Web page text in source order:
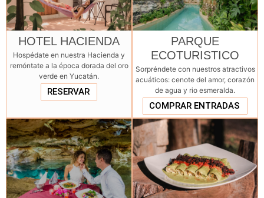
HOTEL HACIENDA
Hospédate en nuestra Hacienda y
remóntate a la época dorada del oro
verde en Yucatán.
RESERVAR
PARQUE
ECOTURISTICO
Sorpréndete con nuestros atractivos
acuáticos: cenote del amor, corazón
de agua y rio esmeralda.
COMPRAR ENTRADAS